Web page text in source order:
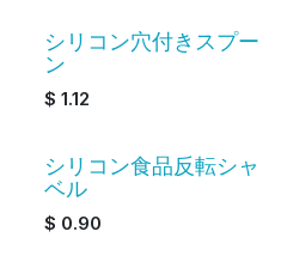
シリコン穴付きスプー
ン
$ 1.12
シリコン食品反転シャ
ベル
$ 0.90